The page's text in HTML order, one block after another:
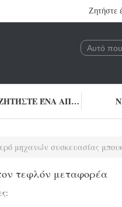
Ζητήστε
ΖΗΤΉΣΤΕ ΈΝΑ ΑΠΌΣΠΑΣΜΑ
μπουκαλιών με τον τεφλόν
τεφλόν μεταφορέα